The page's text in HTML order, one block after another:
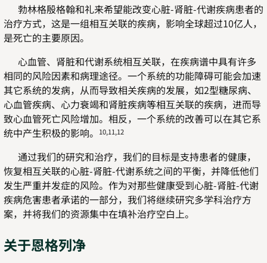
勃林格殷格翰和礼来希望能改变心脏-肾脏-代谢疾病患者的
治疗方式，这是一组相互关联的疾病，影响全球超过10亿人，
是死亡的主要原因。
心血管、肾脏和代谢系统相互关联，在疾病谱中具有许多
相同的风险因素和病理途径。一个系统的功能障碍可能会加速
其它系统的发病，从而导致相关疾病的发展，如2型糖尿病、
心血管疾病、心力衰竭和肾脏疾病等相互关联的疾病，进而导
致心血管死亡风险增加。相反，一个系统的改善可以在其它系
统中产生积极的影响。
10,11,12
通过我们的研究和治疗，我们的目标是支持患者的健康，
恢复相互关联的心脏-肾脏-代谢系统之间的平衡，并降低他们
发生严重并发症的风险。作为对那些健康受到心脏-肾脏-代谢
疾病危害患者承诺的一部分，我们将继续研究多学科治疗方
案，并将我们的资源集中在填补治疗空白上。
关于恩格列净